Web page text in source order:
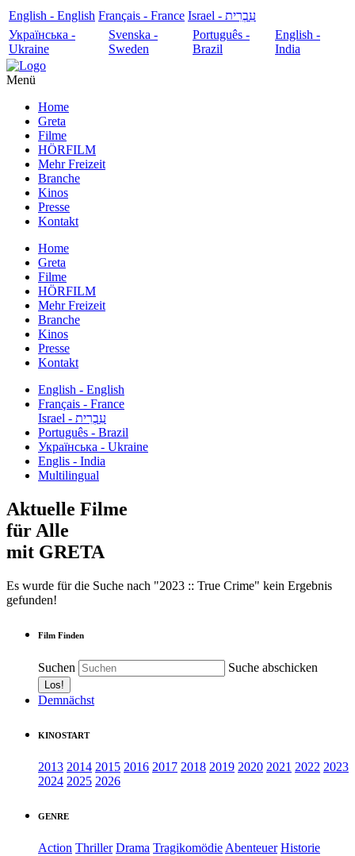
English - English Français - France
עִבְרִית - Israel
Українська -
Ukraine
Svenska -
Sweden
Português -
Brazil
English -
India
Menü
Home
Greta
Filme
HÖRFILM
Mehr Freizeit
Branche
Kinos
Presse
Kontakt
Home
Greta
Filme
HÖRFILM
Mehr Freizeit
Branche
Kinos
Presse
Kontakt
English - English
Français - France
עִבְרִית - Israel
Português - Brazil
Українська - Ukraine
Englis - India
Multilingual
Aktuelle Filme
für Alle
mit GRETA
Es wurde für die Suche nach "2023 :: True Crime" kein Ergebnis
gefunden!
Film Finden
Suchen Suche abschicken
Demnächst
KINOSTART
2013 2014 2015 2016 2017 2018 2019 2020 2021 2022 2023
2024 2025 2026
GENRE
Action Thriller Drama Tragikomödie Abenteuer Historie